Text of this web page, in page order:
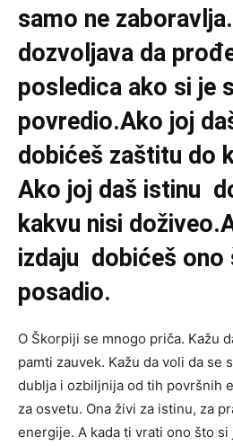
samo ne
dozvoljava da
posledica ako si je
povredio.Ako joj
dobićeš zaštitu do
Ako joj daš istinu
kakvu nisi
izdaju dobićeš ono
posadio.
O Škorpiji se mnogo priča. Kažu
pamti zauvek. Kažu da voli da se
dublja i ozbiljnija od tih površnih
za osvetu. Ona živi za istinu, za
energije. A kada ti vrati ono što